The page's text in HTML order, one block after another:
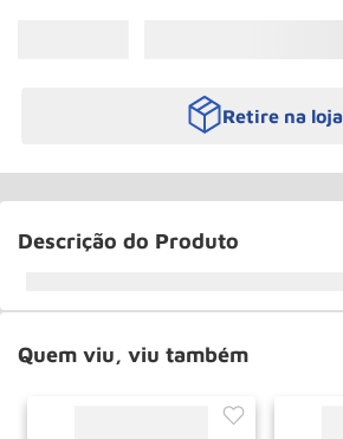
Retire na loja
Descrição do Produto
Quem viu, viu também